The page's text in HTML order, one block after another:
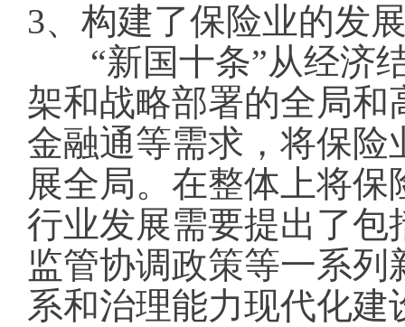
3、构建了保险业的发
“新国十条”从经济
架和战略部署的全局
金融通等需求，将保
展全局。在整体上将
行业发展需要提出了包
监管协调政策等一系
系和治理能力现代化